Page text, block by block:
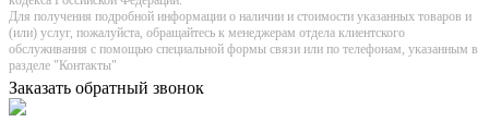
Для получения подробной информации о наличии и стоимости указанных товаров и
(или) услуг, пожалуйста, обращайтесь к менеджерам отдела клиентского
обслуживания с помощью специальной формы связи или по телефонам, указанным в
разделе "Контакты"
Заказать обратный звонок